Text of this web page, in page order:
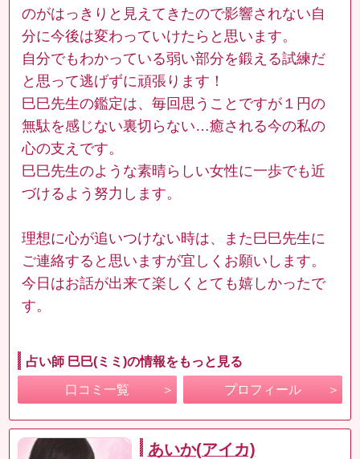
のがはっきりと見えてきたので影響されない自
分に今後は変わっていけたらと思います。
自分でもわかっている弱い部分を鍛える試練だ
と思って逃げずに頑張ります！
巳巳先生の鑑定は、毎回思うことですが１円の
無駄を感じない裏切らない…癒される今の私の
心の支えです。
巳巳先生のような素晴らしい女性に一歩でも近
づけるよう努力します。
理想に心が追いつけない時は、また巳巳先生に
ご連絡すると思いますが宜しくお願いします。
今日はお話が出来て楽しくとても嬉しかったで
す。
占い師 巳巳(ミミ)の情報をもっと見る
口コミ一覧 プロフィール
あいか(アイカ)